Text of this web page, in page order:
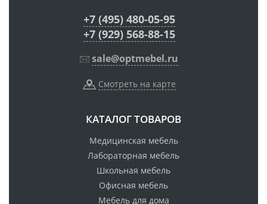
+7 (495) 480-05-95
+7 (929) 568-88-15
sale@optmebel.ru
Смотреть на карте
КАТАЛОГ ТОВАРОВ
Медицинская мебель
Лабораторная мебель
Школьная мебель
Офисная мебель
Мебель для дома